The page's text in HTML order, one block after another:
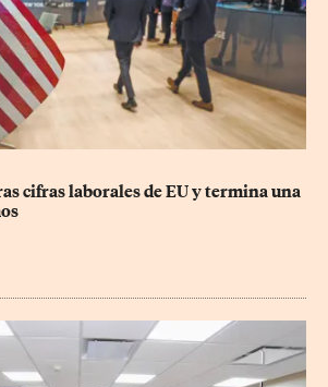
cifras laborales de EU y termina una